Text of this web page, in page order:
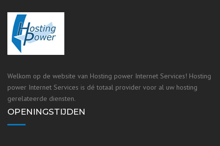
Welkom op de website van Hosting power Internet Services! Hosting
power Internet Services is dé totaal provider voor al uw hosting
gerelateerde diensten.
OPENINGSTIJDEN